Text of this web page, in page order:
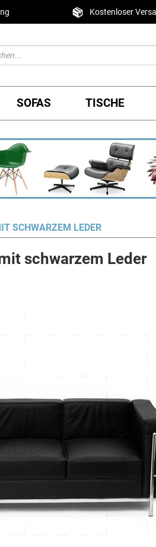
Kostenloser
SOFAS TISCHE
SCHWARZEM LEDER
schwarzem Leder